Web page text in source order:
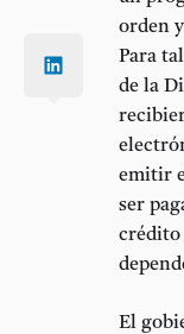
orden
Para
de la
emitir
ser
crédito
El